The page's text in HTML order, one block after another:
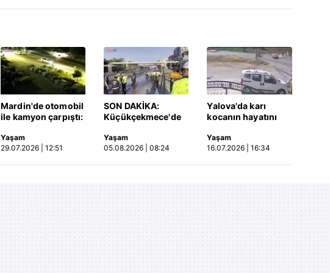
Mardin'de otomobil
ile kamyon çarpıştı:
hayatını kaybetti!
Kaza anı kamerada
Yaşam
29.07.2026 | 12:51
SON DAKİKA:
Küçükçekmece'de
Otomobil, İETT
otobüsüne çarptı: 3
Yaşam
05.08.2026 | 08:24
Yalova'da karı
kocanın hayatını
motosiklet kazası
saniye saniye
Yaşam
16.07.2026 | 16:34